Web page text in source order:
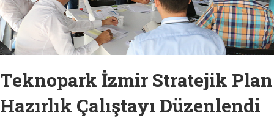
Teknopark İzmir Stratejik Plan
Hazırlık Çalıştayı Düzenlendi